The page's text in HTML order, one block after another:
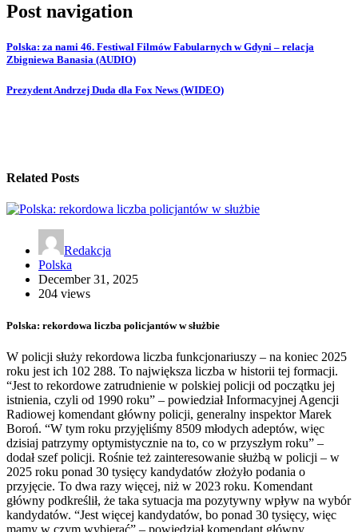
Post navigation
Polska: za nami 46. Festiwal Filmów Fabularnych w Gdyni – relacja
Zbigniewa Banasia (AUDIO)
Prezydent Andrzej Duda dla Fox News (WIDEO)
Related Posts
Redakcja
Polska
December 31, 2025
204 views
Polska: rekordowa liczba policjantów w służbie
W policji służy rekordowa liczba funkcjonariuszy – na koniec 2025
roku jest ich 102 288. To największa liczba w historii tej formacji.
“Jest to rekordowe zatrudnienie w polskiej policji od początku jej
istnienia, czyli od 1990 roku” – powiedział Informacyjnej Agencji
Radiowej komendant główny policji, generalny inspektor Marek
Boroń. “W tym roku przyjęliśmy 8509 młodych adeptów, więc
dzisiaj patrzymy optymistycznie na to, co w przyszłym roku” –
dodał szef policji. Rośnie też zainteresowanie służbą w policji – w
2025 roku ponad 30 tysięcy kandydatów złożyło podania o
przyjęcie. To dwa razy więcej, niż w 2023 roku. Komendant
główny podkreślił, że taka sytuacja ma pozytywny wpływ na wybór
kandydatów. “Jest więcej kandydatów, bo ponad 30 tysięcy, więc
mamy w czym wybierać” – powiedział komendant główny.